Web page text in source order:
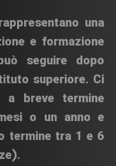
una
e formazione
seguire dopo
superiore. Ci
a breve termine
o un anno e
termine tra 1 e 6